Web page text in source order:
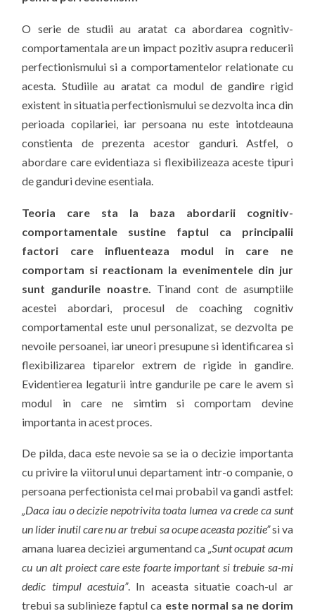
O serie de studii au aratat ca abordarea cognitiv-
comportamentala are un impact pozitiv asupra reducerii
perfectionismului si a comportamentelor relationate cu
acesta. Studiile au aratat ca modul de gandire rigid
existent in situatia perfectionismului se dezvolta inca din
perioada copilariei, iar persoana nu este intotdeauna
constienta de prezenta acestor ganduri. Astfel, o
abordare care evidentiaza si flexibilizeaza aceste tipuri
de ganduri devine esentiala.
Teoria care sta la baza abordarii cognitiv-
comportamentale sustine faptul ca principalii
factori care influenteaza modul in care ne
comportam si reactionam la evenimentele din jur
sunt gandurile noastre.
Tinand cont de asumptiile
acestei abordari, procesul de coaching cognitiv
comportamental este unul personalizat, se dezvolta pe
nevoile persoanei, iar uneori presupune si identificarea si
flexibilizarea tiparelor extrem de rigide in gandire.
Evidentierea legaturii intre gandurile pe care le avem si
modul in care ne simtim si comportam devine
importanta in acest proces.
De pilda, daca este nevoie sa se ia o decizie importanta
cu privire la viitorul unui departament intr-o companie, o
persoana perfectionista cel mai probabil va gandi astfel:
„Daca iau o decizie nepotrivita toata lumea va crede ca sunt
un lider inutil care nu ar trebui sa ocupe aceasta pozitie”si va
amana luarea deciziei argumentand ca „Sunt ocupat acum
cu un alt proiect care este foarte important si trebuie sa-mi
dedic timpul acestuia”. In aceasta situatie coach-ul ar
trebui sa sublinieze faptul ca este normal sa ne dorim